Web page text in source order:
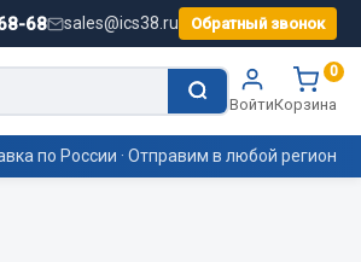
68 sales@ics38.ru Обратный звонок
Войти
0
Корзина
по России · Отправим в любой регион